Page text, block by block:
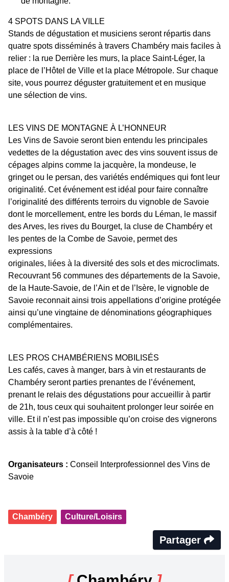
4 SPOTS DANS LA VILLE
Stands de dégustation et musiciens seront répartis dans
quatre spots disséminés à travers Chambéry mais faciles à
relier : la rue Derrière les murs, la place Saint‐Léger, la
place de l’Hôtel de Ville et la place Métropole. Sur chaque
site, vous pourrez déguster gratuitement et en musique
une sélection de vins.
LES VINS DE MONTAGNE À L’HONNEUR
Les Vins de Savoie seront bien entendu les principales
vedettes de la dégustation avec des vins souvent issus de
cépages alpins comme la jacquère, la mondeuse, le
gringet ou le persan, des variétés endémiques qui font leur
originalité. Cet événement est idéal pour faire connaître
l’originalité des différents terroirs du vignoble de Savoie
dont le morcellement, entre les bords du Léman, le massif
des Arves, les rives du Bourget, la cluse de Chambéry et
les pentes de la Combe de Savoie, permet des
expressions
originales, liées à la diversité des sols et des microclimats.
Recouvrant 56 communes des départements de la Savoie,
de la Haute‐Savoie, de l’Ain et de l’Isère, le vignoble de
Savoie reconnait ainsi trois appellations d’origine protégée
ainsi qu’une vingtaine de dénominations géographiques
complémentaires.
LES PROS CHAMBÉRIENS MOBILISÉS
Les cafés, caves à manger, bars à vin et restaurants de
Chambéry seront parties prenantes de l’événement,
prenant le relais des dégustations pour accueillir à partir
de 21h, tous ceux qui souhaitent prolonger leur soirée en
ville. Et il n’est pas impossible qu’on croise des vignerons
assis à la table d’à côté !
Organisateurs : Conseil Interprofessionnel des Vins de
Savoie
Chambéry Culture/Loisirs
Partager